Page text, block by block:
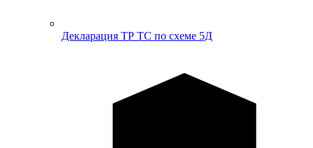
Декларация ТР ТС по схеме 5Д